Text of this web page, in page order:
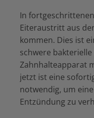
In
Eiteraustritt aus
kommen. Dies ist
schwere
Zahnhalteapparat
jetzt ist eine
notwendig, um
Entzündung zu